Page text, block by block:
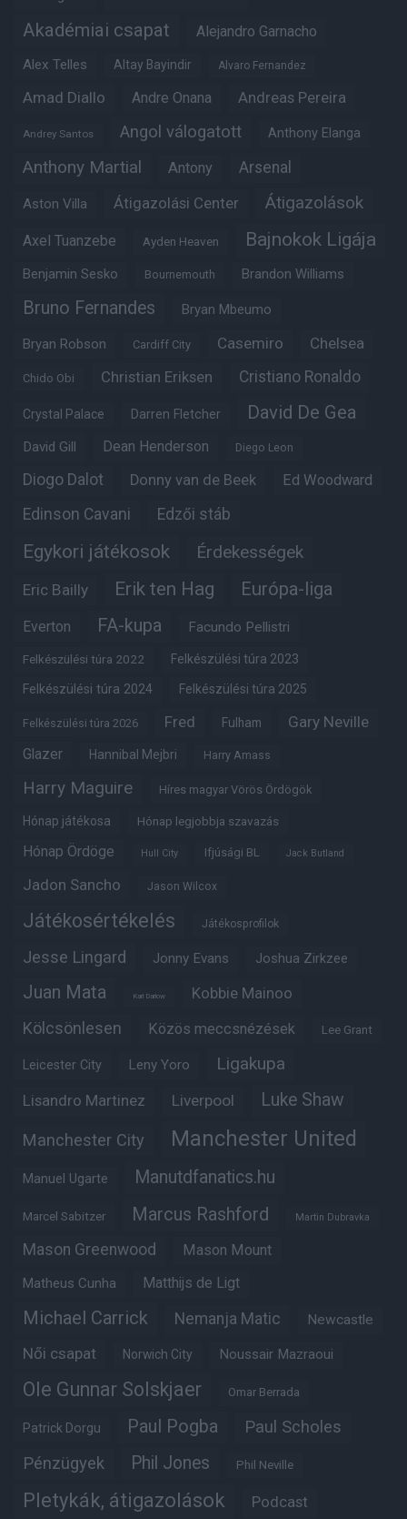
Akadémiai csapat Alejandro Garnacho
Alex Telles Altay Bayindir Alvaro Fernandez
Amad Diallo Andre Onana Andreas Pereira
Andrey Santos Angol válogatott Anthony Elanga
Anthony Martial Antony Arsenal
Aston Villa Átigazolási Center Átigazolások
Axel Tuanzebe Ayden Heaven Bajnokok Ligája
Benjamin Sesko Bournemouth Brandon Williams
Bruno Fernandes Bryan Mbeumo
Bryan Robson Cardiff City Casemiro Chelsea
Chido Obi Christian Eriksen Cristiano Ronaldo
Crystal Palace Darren Fletcher David De Gea
David Gill Dean Henderson Diego Leon
Diogo Dalot Donny van de Beek Ed Woodward
Edinson Cavani Edzői stáb
Egykori játékosok Érdekességek
Eric Bailly Erik ten Hag Európa-liga
Everton FA-kupa Facundo Pellistri
Felkészülési túra 2022 Felkészülési túra 2023
Felkészülési túra 2024 Felkészülési túra 2025
Felkészülési túra 2026 Fred Fulham Gary Neville
Glazer Hannibal Mejbri Harry Amass
Harry Maguire Híres magyar Vörös Ördögök
Hónap játékosa Hónap legjobbja szavazás
Hónap Ördöge Hull City Ifjúsági BL Jack Butland
Jadon Sancho Jason Wilcox
Játékosértékelés Játékosprofilok
Jesse Lingard Jonny Evans Joshua Zirkzee
Juan Mata Karl Darlow Kobbie Mainoo
Kölcsönlesen Közös meccsnézések Lee Grant
Leicester City Leny Yoro Ligakupa
Lisandro Martinez Liverpool Luke Shaw
Manchester City Manchester United
Manuel Ugarte Manutdfanatics.hu
Marcel Sabitzer Marcus Rashford Martin Dubravka
Mason Greenwood Mason Mount
Matheus Cunha Matthijs de Ligt
Michael Carrick Nemanja Matic Newcastle
Női csapat Norwich City Noussair Mazraoui
Ole Gunnar Solskjaer Omar Berrada
Patrick Dorgu Paul Pogba Paul Scholes
Pénzügyek Phil Jones Phil Neville
Pletykák, átigazolások Podcast